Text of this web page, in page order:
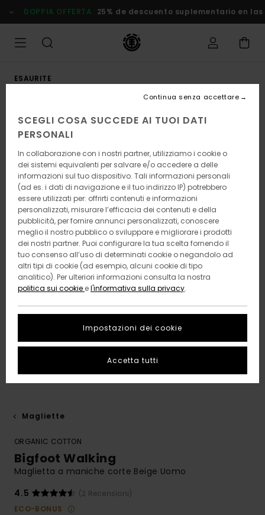
alle
informazioni
prodotto
DOPPIA OFFERTA 25% de descuento suplementario en las
ESAURITE
Magliette
ORGANIC COTTON
Bigfoot Walking
Maglietta a maniche corte Beige Uomo
4.5
(2 Recensioni)
ECO-BONUS
SCEGLI COSA SUCCEDE AI TUOI DATI
PERSONALI
In collaborazione con i nostri partner, utilizziamo i cookie o
dei sistemi equivalenti per salvare e/o accedere a delle
informazioni sul tuo dispositivo. Tali informazioni personali
(ad es. i dati di navigazione e il tuo indirizzo IP) potrebbero
essere utilizzati per: offrirti contenuti e informazioni
personalizzati, misurare l’efficacia dei contenuti e della
pubblicità, per fornire annunci personalizzati, conoscere
meglio il nostro pubblico o sviluppare e migliorare i prodotti
dei nostri partner. Puoi configurare la tua scelta fornendo il
tuo consenso all’uso di determinati cookie o negandolo ad
altri tipi di cookie (ad esempio, alcuni cookie di tipo
analitico). Per ulteriori informazioni consulta la nostra
politica sui cookie el'informativa sulla privacy.
Impostazioni dei cookie
Continua senza accettare
Accetta tutti